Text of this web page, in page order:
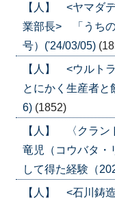
【人】 <ヤマダ
業部長> 「うちの
号）('24/03/05)
【人】 <ウルト
とにかく生産者と
6) (1852)
【人】 〈クラ
竜児（コウバタ・
して得た経験（
【人】 <石川鋳